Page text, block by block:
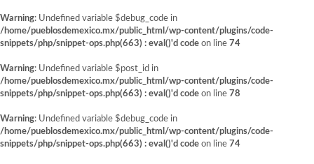
Warning: Undefined variable $debug_code in
/home/pueblosdemexico.mx/public_html/wp-content/plugins/code-
snippets/php/snippet-ops.php(663) : eval()'d code on line 74
Warning: Undefined variable $post_id in
/home/pueblosdemexico.mx/public_html/wp-content/plugins/code-
snippets/php/snippet-ops.php(663) : eval()'d code on line 78
Warning: Undefined variable $debug_code in
/home/pueblosdemexico.mx/public_html/wp-content/plugins/code-
snippets/php/snippet-ops.php(663) : eval()'d code on line 74